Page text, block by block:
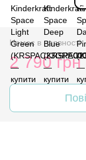
Немає в наявності
2 790 грн